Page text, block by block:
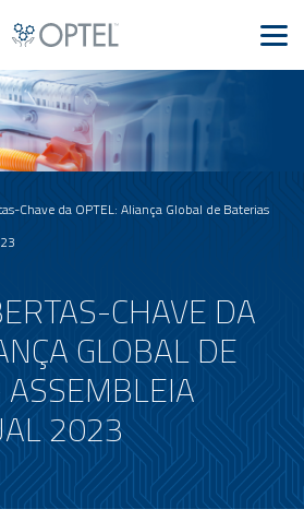
Chave da OPTEL: Aliança Global de Baterias
CHAVE DA
GLOBAL DE
2023